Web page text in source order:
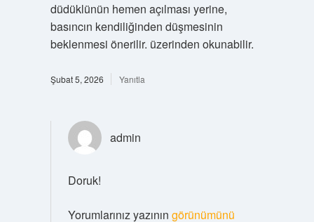
düdüklünün hemen açılması yerine,
basıncın kendiliğinden düşmesinin
beklenmesi önerilir. üzerinden okunabilir.
Şubat 5, 2026 Yanıtla
admin
Doruk!
Yorumlarınız yazının görünümünü